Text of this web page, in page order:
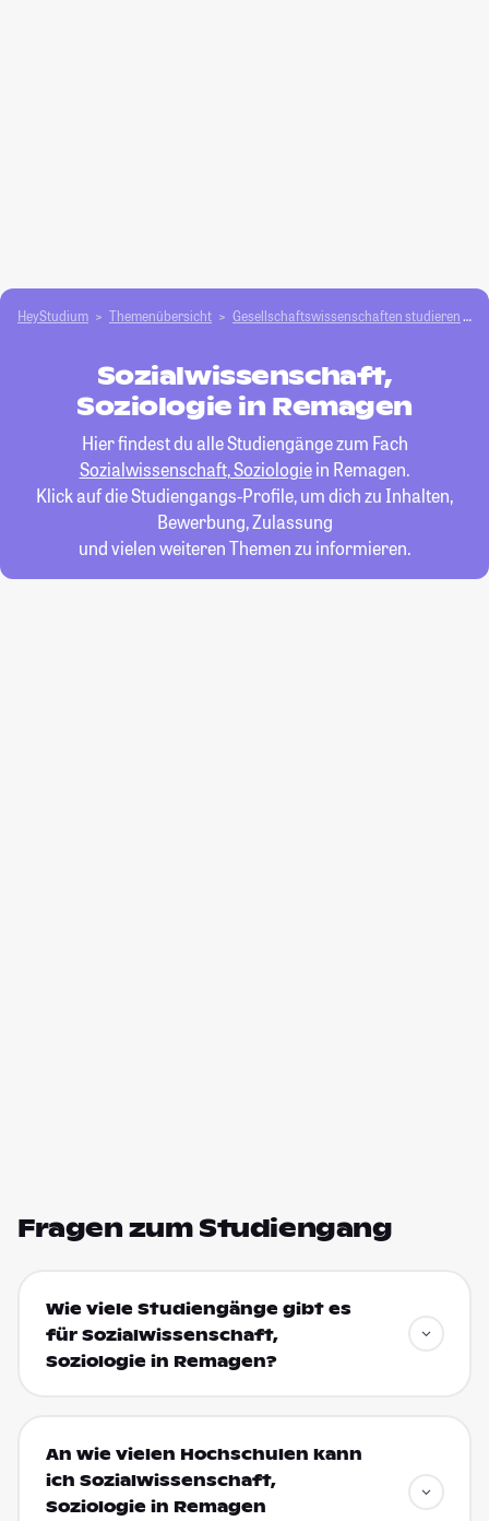
HeyStudium Themenübersicht Gesellschafts­­wissenschaften studieren
Sozialwissenschaft,
Soziologie in Remagen
Hier findest du alle Studiengänge zum Fach
Sozialwissenschaft, Soziologiein Remagen.
Klick auf die Studiengangs-Profile, um dich zu Inhalten,
Bewerbung, Zulassung
und vielen weiteren Themen zu informieren.
Fragen zum Studiengang
Wie viele Studiengänge gibt es
für Sozialwissenschaft,
Soziologie in Remagen?
An wie vielen Hochschulen kann
ich Sozialwissenschaft,
Soziologie in Remagen